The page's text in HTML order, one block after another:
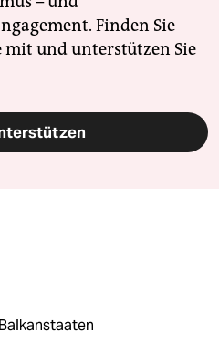
Finden Sie
mit und unterstützen Sie